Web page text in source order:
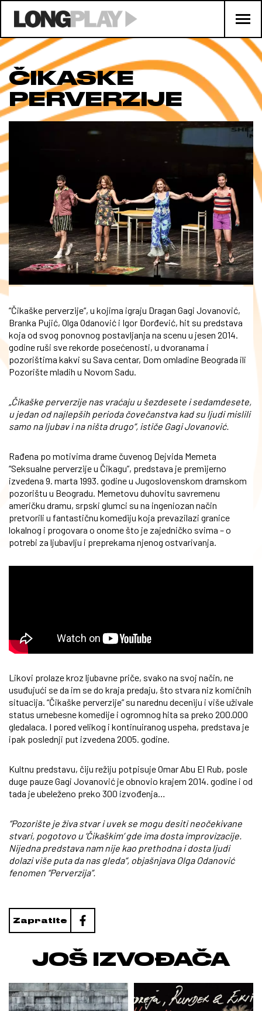
ČIKASKE
PERVERZIJE
“Čikaške perverzije“, u kojima igraju Dragan Gagi Jovanović,
Branka Pujić, Olga Odanović i Igor Đorđević, hit su predstava
koja od svog ponovnog postavljanja na scenu u jesen 2014.
godine ruši sve rekorde posećenosti, u dvoranama i
pozorištima kakvi su Sava centar, Dom omladine Beograda ili
Pozorište mladih u Novom Sadu.
„Čikaške perverzije nas vraćaju u šezdesete i sedamdesete,
u jedan od najlepših perioda čovečanstva kad su ljudi mislili
samo na ljubav i na ništa drugo“, ističe Gagi Jovanović.
Rađena po motivima drame čuvenog Dejvida Memeta
“Seksualne perverzije u Čikagu”, predstava je premijerno
izvedena 9. marta 1993. godine u Jugoslovenskom dramskom
pozorištu u Beogradu. Memetovu duhovitu savremenu
američku dramu, srpski glumci su na ingeniozan način
pretvorili u fantastičnu komediju koja prevazilazi granice
lokalnog i progovara o onome što je zajedničko svima – o
potrebi za ljubavlju i preprekama njenog ostvarivanja.
Likovi prolaze kroz ljubavne priče, svako na svoj način, ne
usuđujući se da im se do kraja predaju, što stvara niz komičnih
situacija. “Čikaške perverzije” su narednu deceniju i više uživale
status urnebesne komedije i ogromnog hita sa preko 200.000
gledalaca. I pored velikog i kontinuiranog uspeha, predstava je
ipak poslednji put izvedena 2005. godine.
Kultnu predstavu, čiju režiju potpisuje Omar Abu El Rub, posle
duge pauze Gagi Jovanović je obnovio krajem 2014. godine i od
tada je ubeleženo preko 300 izvođenja…
“Pozorište je živa stvar i uvek se mogu desiti neočekivane
stvari, pogotovo u ‘Čikaškim’ gde ima dosta improvizacije.
Nijedna predstava nam nije kao prethodna i dosta ljudi
dolazi više puta da nas gleda“, objašnjava Olga Odanović
fenomen “Perverzija”.
Zapratite
JOŠ IZVOĐAČA